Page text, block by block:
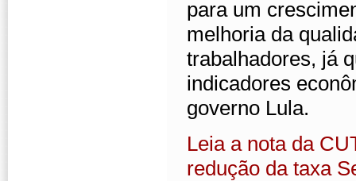
para um
melhoria da
trabalhadores, já
indicadores
governo Lula.
Leia a nota da
redução da taxa